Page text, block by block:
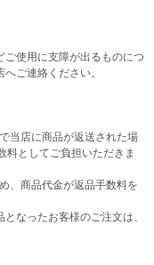
使用に支障が出るものにつ
ご連絡ください。
当店に商品が返送された場
としてご負担いただきま
、商品代金が返品手数料を
なったお客様のご注文は、